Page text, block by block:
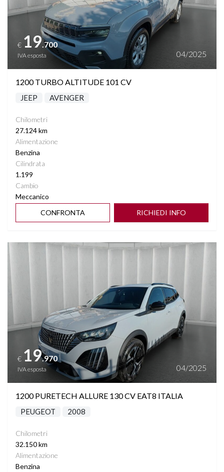
€ 19.700
IVA esposta 04/2025
1200 TURBO ALTITUDE 101 CV
JEEP AVENGER
Chilometri
27.124 km
Alimentazione
Benzina
Cilindrata
1.199
Cambio
Meccanico
CONFRONTA
RICHIEDI INFO
Vedi dettagli
€ 19.970
IVA esposta 04/2025
1200 PURETECH ALLURE 130 CV EAT8 ITALIA
PEUGEOT 2008
Chilometri
32.150 km
Alimentazione
Benzina